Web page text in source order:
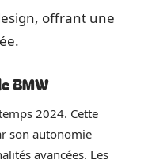
offrant une
BMW
2024. Cette
son autonomie
avancées. Les